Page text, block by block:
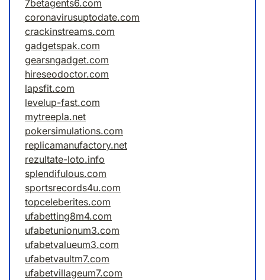
7betagents6.com
coronavirusuptodate.com
crackinstreams.com
gadgetspak.com
gearsngadget.com
hireseodoctor.com
lapsfit.com
levelup-fast.com
mytreepla.net
pokersimulations.com
replicamanufactory.net
rezultate-loto.info
splendifulous.com
sportsrecords4u.com
topceleberites.com
ufabetting8m4.com
ufabetunionum3.com
ufabetvalueum3.com
ufabetvaultm7.com
ufabetvillageum7.com